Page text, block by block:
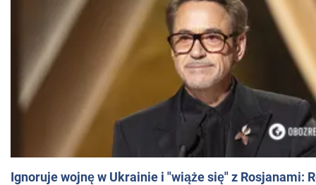
Ignoruje wojnę w Ukrainie i "wiąże się" z Rosjanami: